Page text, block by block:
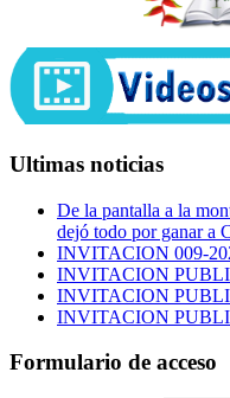
Ultimas noticias
De la pantalla a la
dejó todo por ganar a
INVITACION 009-
INVITACION
INVITACION
INVITACION
Formulario de acceso